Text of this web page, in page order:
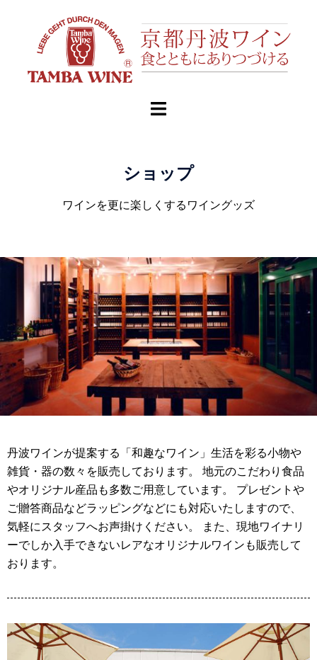
ショップ
ワインを更に楽しくするワイングッズ
丹波ワインが提案する「和趣なワイン」生活を彩る小物や
雑貨・器の数々を販売しております。 地元のこだわり食品
やオリジナル産品も多数ご用意しています。 プレゼントや
ご贈答商品などラッピングなどにも対応いたしますので、
気軽にスタッフへお声掛けください。 また、現地ワイナリ
ーでしか入手できないレアなオリジナルワインも販売して
おります。